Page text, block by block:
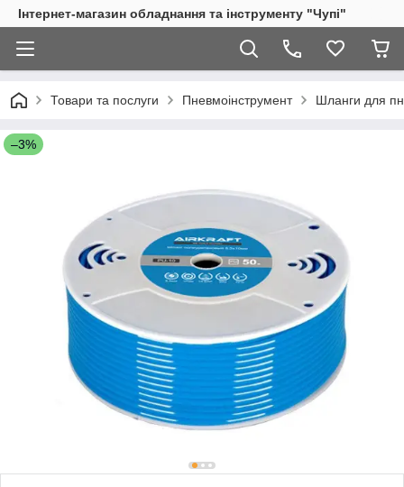
Інтернет-магазин обладнання та інструменту "Чупі"
Товари та послуги Пневмоінструмент Шланги для
–3%